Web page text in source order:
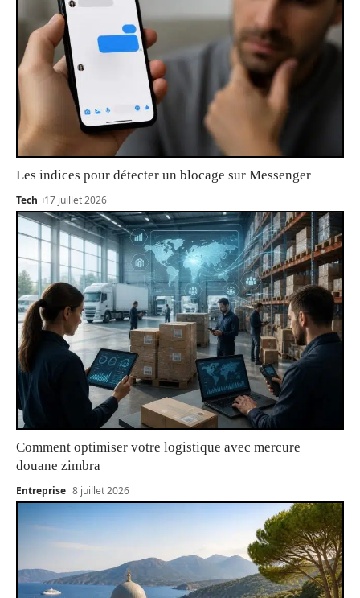
Les indices pour détecter un blocage sur Messenger
Tech 17 juillet 2026
Comment optimiser votre logistique avec mercure
douane zimbra
Entreprise 8 juillet 2026